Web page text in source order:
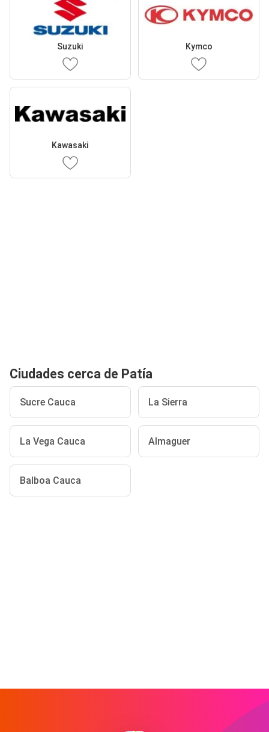
Suzuki Kymco
Kawasaki
Ciudades cerca de Patía
Sucre Cauca La Sierra
La Vega Cauca Almaguer
Balboa Cauca